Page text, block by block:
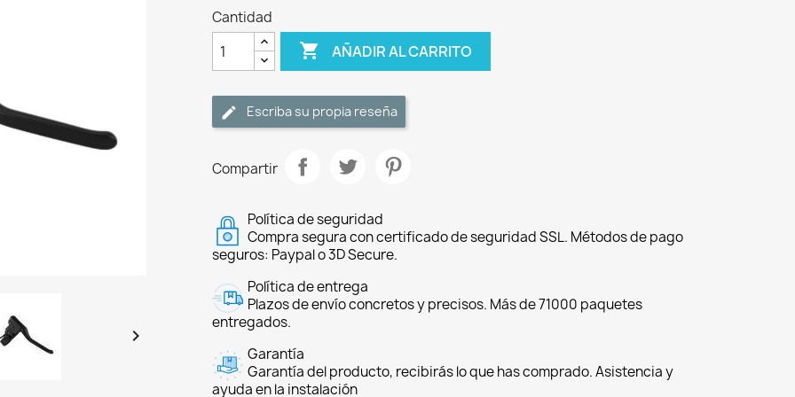

Cantidad
 AÑADIR AL CARRITO
Escriba su propia reseña
Compartir
Política de seguridad
Compra segura con certificado de seguridad SSL. Métodos de pago
seguros: Paypal o 3D Secure.
Política de entrega
Plazos de envío concretos y precisos. Más de 71000 paquetes
entregados.
Garantía
Garantía del producto, recibirás lo que has comprado. Asistencia y
ayuda en la instalación